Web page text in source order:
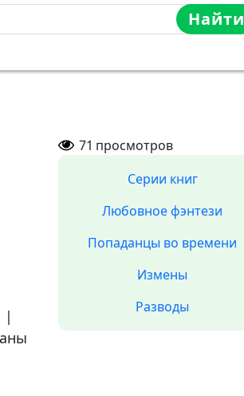
Найти
|
71 просмотров
Серии книг
Любовное фэнтези
Попаданцы во времени
Измены
Разводы